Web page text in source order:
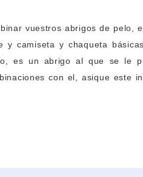
vuestros abrigos de pelo,
y camiseta y chaqueta
es un abrigo al que se le
con el, asique este